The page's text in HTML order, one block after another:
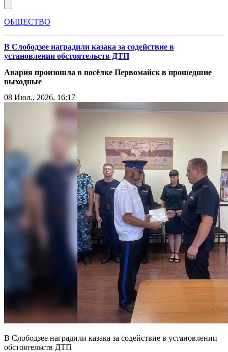
ОБЩЕСТВО
В Слободзее наградили казака за содействие в
установлении обстоятельств ДТП
Авария произошла в посёлке Первомайск в прошедшие
выходные
08 Июл., 2026, 16:17
В Слободзее наградили казака за содействие в установлении
обстоятельств ДТП